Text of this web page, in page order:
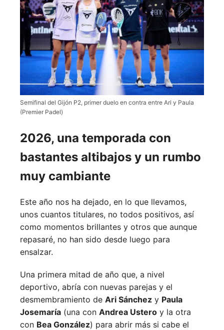
Semifinal del Gijón P2, primer duelo en contra entre Ari y Paula
(Premier Padel)
2026, una temporada con
bastantes altibajos y un rumbo
muy cambiante
Este año nos ha dejado, en lo que llevamos,
unos cuantos titulares, no todos positivos, así
como momentos brillantes y otros que aunque
repasaré, no han sido desde luego para
ensalzar.
Una primera mitad de año que, a nivel
deportivo, abría con nuevas parejas y el
desmembramiento de Ari Sánchez y Paula
Josemaría (una con Andrea Ustero y la otra
con Bea González) para abrir más si cabe el